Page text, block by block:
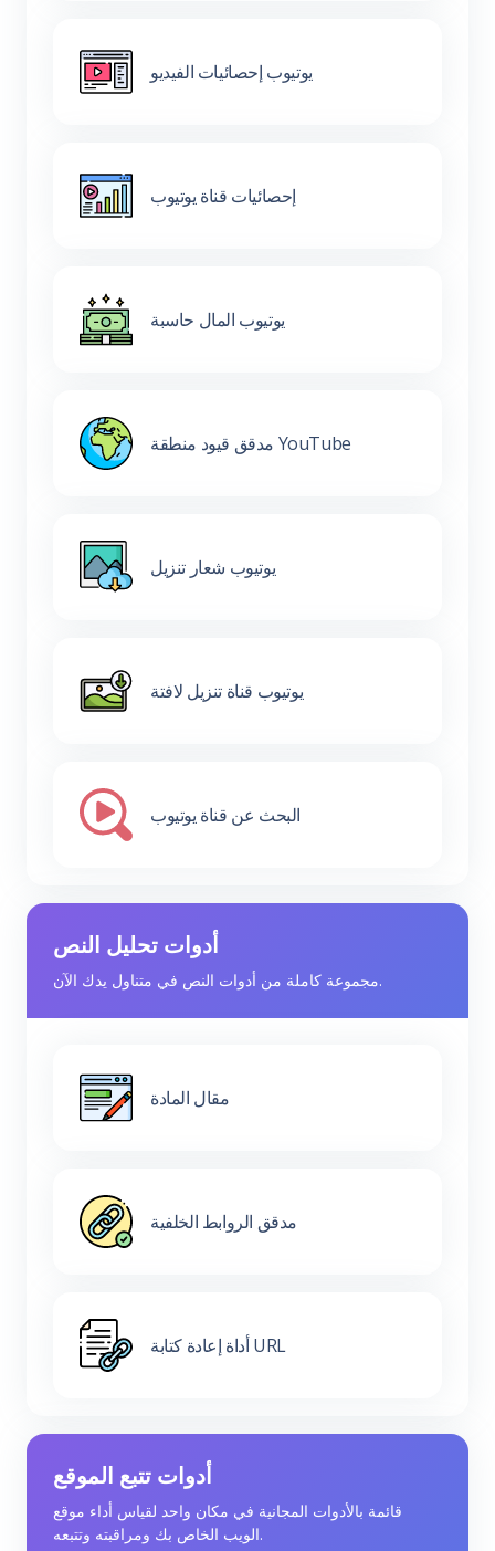
يوتيوب إحصائيات الفيديو
إحصائيات قناة يوتيوب
يوتيوب المال حاسبة
مدقق قيود منطقة YouTube
يوتيوب شعار تنزيل
يوتيوب قناة تنزيل لافتة
البحث عن قناة يوتيوب
أدوات تحليل النص
مجموعة كاملة من أدوات النص في متناول يدك الآن.
مقال المادة
مدقق الروابط الخلفية
أداة إعادة كتابة URL
أدوات تتبع الموقع
قائمة بالأدوات المجانية في مكان واحد لقياس أداء موقع
الويب الخاص بك ومراقبته وتتبعه.